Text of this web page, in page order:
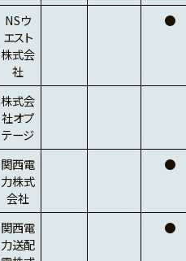
NSウ
エスト
株式会
社
●
株式会
社オプ
テージ
関西電
力株式
会社
●
関西電
力送配
●